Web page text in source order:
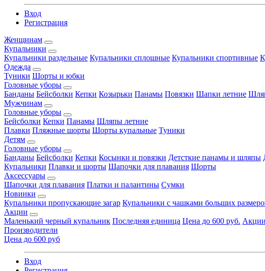
Вход
Регистрация
Женщинам
Купальники
Купальники раздельные Купальники сплошные Купальники спортивные
Одежда
Туники Шорты и юбки
Головные уборы
Банданы Бейсболки Кепки Козырьки Панамы Повязки Шапки летние
Мужчинам
Головные уборы
Бейсболки Кепки Панамы Шляпы летние
Плавки Пляжные шорты Шорты купальные Туники
Детям
Головные уборы
Банданы Бейсболки Кепки Косынки и повязки Детсткие панамы и шляпы
Купальники Плавки и шорты Шапочки для плавания Шорты
Аксессуары
Шапочки для плавания Платки и палантины Сумки
Новинки
Купальники пропускающие загар Купальники с чашками больших
Акции
Маленький черный купальник Последняя единица Цена до 600 руб. Акции
Производители
Цена до 600 руб
Вход